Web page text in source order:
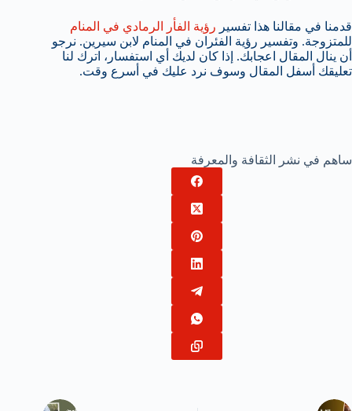
قدمنا في مقالنا هذا تفسير رؤية الفأر الرمادي في المنام
للمتزوجة. وتفسير رؤية الفئران في المنام لابن سيرين. نرجو
أن ينال المقال اعجابك. إذا كان لديك أي استفسار، اترك لنا
تعليقك أسفل المقال وسوف نرد عليك في أسرع وقت.
ساهم في نشر الثقافة والمعرفة